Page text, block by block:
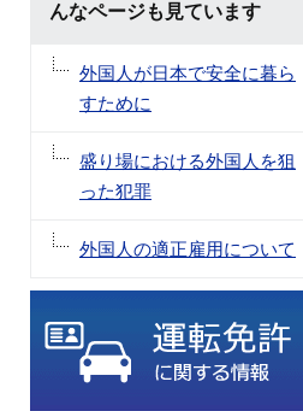
んなページも見ています
外国人が日本で安全に暮ら
すために
盛り場における外国人を狙
った犯罪
外国人の適正雇用について